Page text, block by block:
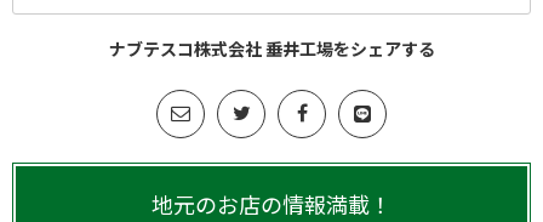
ナブテスコ株式会社 垂井工場をシェアする
地元のお店の情報満載！